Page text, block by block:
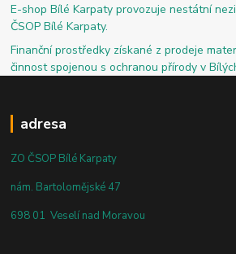
E-shop Bílé Karpaty provozuje nestátní
ČSOP Bílé Karpaty.
Finanční prostředky získané z prodeje
činnost spojenou s ochranou přírody v
adresa
ZO ČSOP Bílé Karpaty
nám. Bartolomějské 47
698 01 Veselí nad Moravou